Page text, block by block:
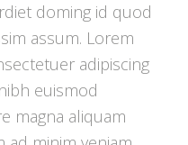
doming id quod
assum. Lorem
adipiscing
euismod
magna aliquam